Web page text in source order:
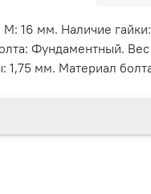
М: 16 мм. Наличие
Фундаментный.
мм. Материал